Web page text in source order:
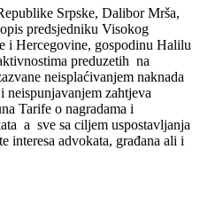
Srpske, Dalibor Mrša,
predsjedniku Visokog
i Hercegovine, gospodinu Halilu
preduzetih na
neisplaćivanjem naknada
neispunjavanjem zahtjeva
Tarife o nagradama i
a sve sa ciljem uspostavljanja
interesa advokata, građana ali i